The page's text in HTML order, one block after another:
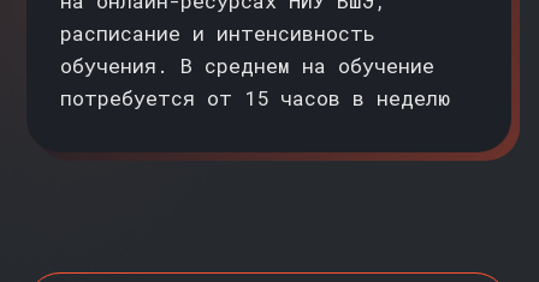
первые три места в финальном этапе
математика», «Бизнес информатика»;
«Прикладная математика
и информатика»